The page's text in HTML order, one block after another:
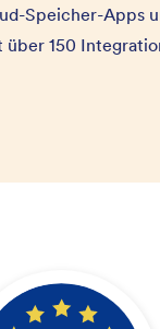
Speicher-Apps
150